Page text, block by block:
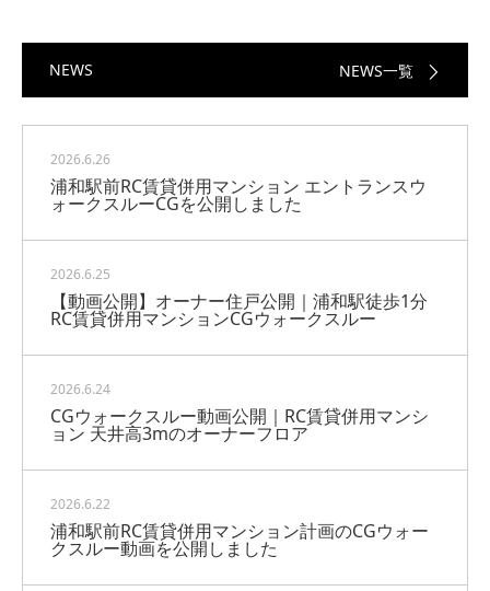
NEWS NEWS一覧
2026.6.26
浦和駅前RC賃貸併用マンション エントランスウ
ォークスルーCGを公開しました
2026.6.25
【動画公開】オーナー住戸公開｜浦和駅徒歩1分
RC賃貸併用マンションCGウォークスルー
2026.6.24
CGウォークスルー動画公開｜RC賃貸併用マンシ
ョン 天井高3mのオーナーフロア
2026.6.22
浦和駅前RC賃貸併用マンション計画のCGウォー
クスルー動画を公開しました